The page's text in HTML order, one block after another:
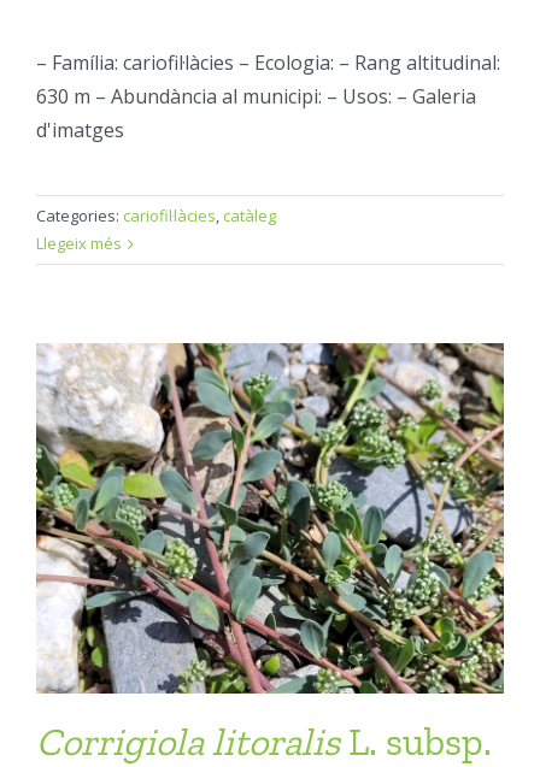
– Família: cariofil·làcies – Ecologia: – Rang altitudinal:
630 m – Abundància al municipi: – Usos: – Galeria
d'imatges
Categories: cariofil·làcies, catàleg
Llegeix més
CorrigiolalitoralisL. subsp.